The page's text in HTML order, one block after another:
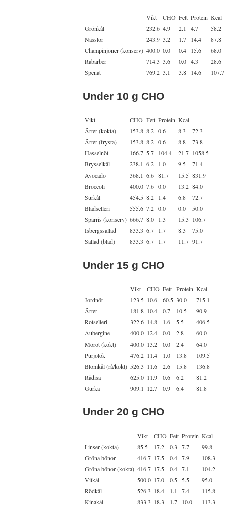
Vikt CHO Fett Protein Kcal
Grönkål
232.6 4.9 2.1 4.7
58.2
Nässlor
243.9 3.2 1.7 14.4
87.8
Champinjoner (konserv) 400.0 0.0 0.4 15.6
68.0
Rabarber
714.3 3.6 0.0 4.3
28.6
Spenat
769.2 3.1 3.8 14.6 107.7
Under 10 g CHO
Vikt CHO Fett Protein Kcal
Ärter (kokta)
153.8 8.2 0.6 8.3
72.3
Ärter (frysta)
153.8 8.2 0.6 8.8
73.8
Hasselnöt
166.7 5.7 104.4 21.7 1058.5
Brysselkål
238.1 6.2 1.0 9.5
71.4
Avocado
368.1 6.6 81.7 15.5 831.9
Broccoli
400.0 7.6 0.0 13.2 84.0
Surkål
454.5 8.2 1.4 6.8
72.7
Bladselleri
555.6 7.2 0.0 0.0
50.0
Sparris (konserv) 666.7 8.0 1.3 15.3
106.7
Isbergssallad
833.3 6.7 1.7 8.3
75.0
Sallad (blad)
833.3 6.7 1.7 11.7 91.7
Under 15 g CHO
Vikt CHO Fett Protein Kcal
Jordnöt
123.5 10.6 60.5 30.0
715.1
Ärter
181.8 10.4 0.7 10.5
90.9
Rotselleri
322.6 14.8 1.6 5.5
406.5
Aubergine
400.0 12.4 0.0 2.8
60.0
Morot (kokt)
400.0 13.2 0.0 2.4
64.0
Purjolök
476.2 11.4 1.0 13.8
109.5
Blomkål (rå/kokt) 526.3 11.6 2.6 15.8
136.8
Rädisa
625.0 11.9 0.6 6.2
81.2
Gurka
909.1 12.7 0.9 6.4 81.8
Under 20 g CHO
Vikt CHO Fett Protein Kcal
Linser (kokta)
85.5 17.2 0.3 7.7
99.8
Gröna bönor
416.7 17.5 0.4 7.9
108.3
Gröna bönor (kokta) 416.7 17.5 0.4 7.1
104.2
Vitkål
500.0 17.0 0.5 5.5
95.0
Rödkål
526.3 18.4 1.1 7.4
115.8
Kinakål
833.3 18.3 1.7 10.0 113.3